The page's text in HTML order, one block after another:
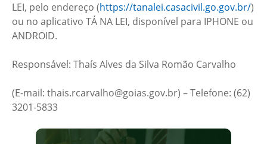
LEI, pelo endereço (https://tanalei.casacivil.go.gov.br/)
ou no aplicativo TÁ NA LEI, disponível para IPHONE ou
ANDROID.
Responsável: Thaís Alves da Silva Romão Carvalho
(E-mail: thais.rcarvalho@goias.gov.br) – Telefone: (62)
3201-5833